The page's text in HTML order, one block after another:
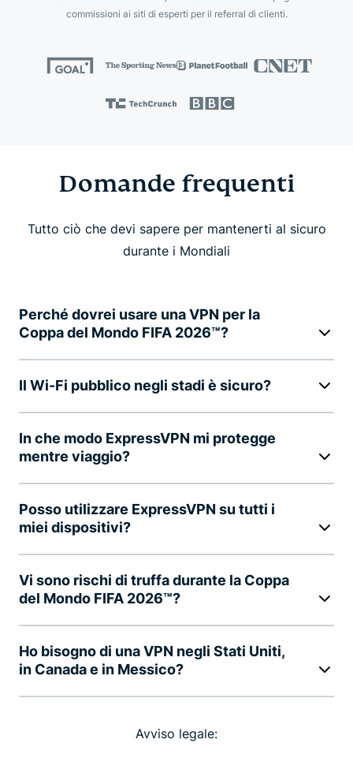
commissioni ai siti di esperti per il referral di clienti.
Domande frequenti
Tutto ciò che devi sapere per mantenerti al sicuro
durante i Mondiali
Perché dovrei usare una VPN per la
Coppa del Mondo FIFA 2026™?
Il Wi-Fi pubblico negli stadi è sicuro?
In che modo ExpressVPN mi protegge
mentre viaggio?
Posso utilizzare ExpressVPN su tutti i
miei dispositivi?
Vi sono rischi di truffa durante la Coppa
del Mondo FIFA 2026™?
Ho bisogno di una VPN negli Stati Uniti,
in Canada e in Messico?
Avviso legale: